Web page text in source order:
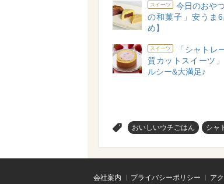
スイーツ
今日のおや
の和菓子」安うま
め】
スイーツ
「シャトレ
質カットスイーツ
ルシー&大満足♪
おいしいウチごはん シャ
会社案内 プライバシーポリシー ア